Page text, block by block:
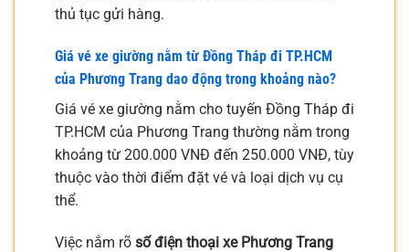
thủ tục gửi hàng.
Giá vé xe giường nằm từ Đồng Tháp đi TP.HCM
của Phương Trang dao động trong khoảng nào?
Giá vé xe giường nằm cho tuyến Đồng Tháp đi
TP.HCM của Phương Trang thường nằm trong
khoảng từ 200.000 VNĐ đến 250.000 VNĐ, tùy
thuộc vào thời điểm đặt vé và loại dịch vụ cụ
thể.
Việc nắm rõ số điện thoại xe Phương Trang